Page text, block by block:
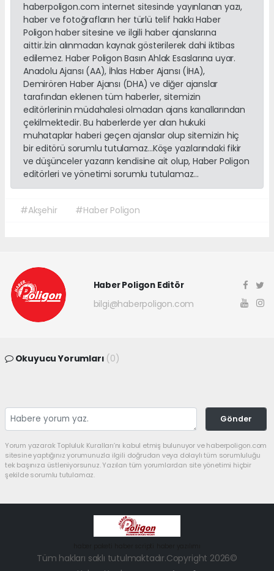
haberpoligon.com internet sitesinde yayınlanan yazı,
haber ve fotoğrafların her türlü telif hakkı Haber
Poligon haber sitesine ve ilgili haber ajanslarına
aittir.İzin alınmadan kaynak gösterilerek dahi iktibas
edilemez. Haber Poligon Basın Ahlak Esaslarına uyar.
Anadolu Ajansı (AA), İhlas Haber Ajansı (İHA),
Demirören Haber Ajansı (DHA) ve diğer ajanslar
tarafından eklenen tüm haberler, sitemizin
editörlerinin müdahalesi olmadan ajans kanallarından
çekilmektedir. Bu haberlerde yer alan hukuki
muhataplar haberi geçen ajanslar olup sitemizin hiç
bir editörü sorumlu tutulamaz...Köşe yazılarındaki fikir
ve düşünceler yazarın kendisine ait olup, Haber Poligon
editörleri ve yönetimi sorumlu tutulamaz...
#Akşehir #Haber Poligon
Haber Poligon Editör
bilgi@haberpoligon.com
Okuyucu Yorumları (0)
Gönder
Yorum yazarak Topluluk Kuralları’nı kabul etmiş bulunuyor ve haberpoligon.com
sitesine yaptığınız yorumunuzla ilgili doğrudan veya dolaylı tüm sorumluluğu
tek başınıza üstleniyorsunuz. Yazılan tüm yorumlardan site yönetimi hiçbir
şekilde sorumlu tutulamaz.
Tüm hakları saklı tutulmaktadır.Copyright 2026©